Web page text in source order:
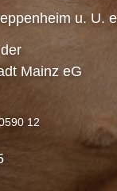
u. U.
Mainz eG
12